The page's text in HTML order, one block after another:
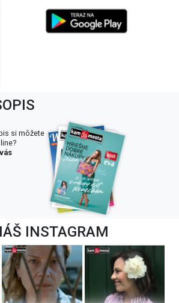
si môžete
INSTAGRAM